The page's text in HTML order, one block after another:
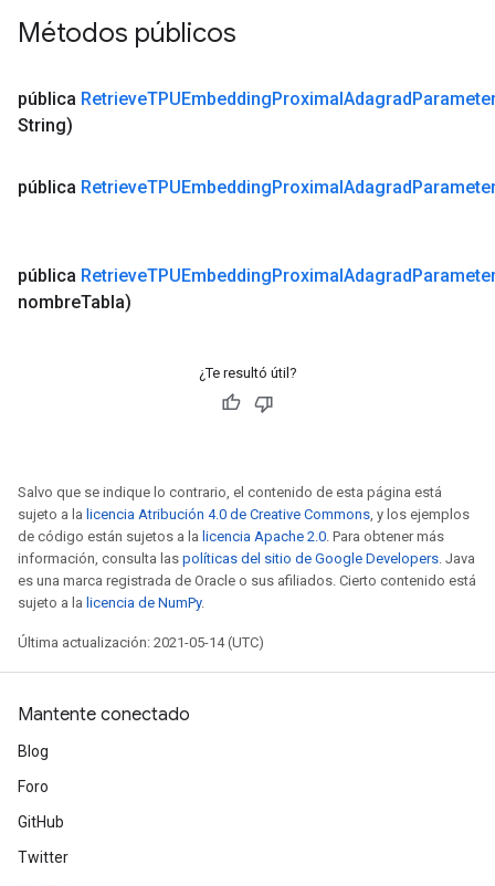
Métodos públicos
pública RetrieveTPUEmbeddingProximalAdagrad
String)
pública RetrieveTPUEmbeddingProximalAdagrad
pública RetrieveTPUEmbeddingProximalAdagrad
nombreTabla)
¿Te resultó útil?
Salvo que se indique lo contrario, el contenido de esta página está
sujeto a la licencia Atribución 4.0 de Creative Commons, y los ejemplos
de código están sujetos a la licencia Apache 2.0. Para obtener más
información, consulta las políticas del sitio de Google Developers. Java
es una marca registrada de Oracle o sus afiliados. Cierto contenido está
sujeto a la licencia de NumPy.
Última actualización: 2021-05-14 (UTC)
Mantente conectado
Blog
Foro
GitHub
Twitter